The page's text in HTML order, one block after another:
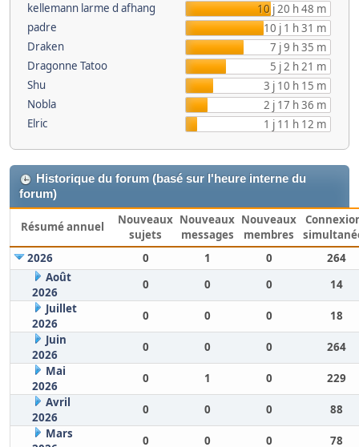
kellemann larme d afhang
10 j 20 h 48 m
padre
10 j 1 h 31 m
Draken
7 j 9 h 35 m
Dragonne Tatoo
5 j 2 h 21 m
Shu
3 j 10 h 15 m
Nobla
2 j 17 h 36 m
Elric
1 j 11 h 12 m
Historique du forum (basé sur l'heure interne du
forum)
Résumé annuel
Nouveaux
sujets
Nouveaux
messages
Nouveaux
membres
2026
0 1 0
264
Août
2026
0 0 0
14
Juillet
2026
0 0 0
18
Juin
2026
0 0 0
264
Mai
2026
0 1 0
229
Avril
2026
0 0 0
88
Mars
0 0 0 78